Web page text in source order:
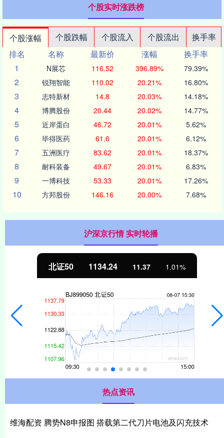
个股实时涨跌榜
个股涨幅 个股跌幅 个股流入 个股流出
换手率
排名
名称 最新价 涨幅
换手率
1
N展芯 116.52 396.89% 79.39%
2 锐翔智能 110.02 20.21% 16.80%
3 志特新材 14.8 20.03% 14.18%
4 博腾股份 20.44 20.02% 14.77%
5 近岸蛋白 46.72 20.01% 5.62%
6 毕得医药 61.6 20.01% 6.12%
7 五洲医疗 83.62 20.01% 18.37%
8 耐科装备 49.67 20.01% 6.83%
9 一博科技 53.33 20.01% 17.26%
10 方邦股份 146.16 20.00% 7.68%
沪深京行情 实时轮播
北证50 1134.24 11.37 1.01%
热点资讯
维海配资 腾势N8申报图 搭载第二代刀片电池及闪充技术